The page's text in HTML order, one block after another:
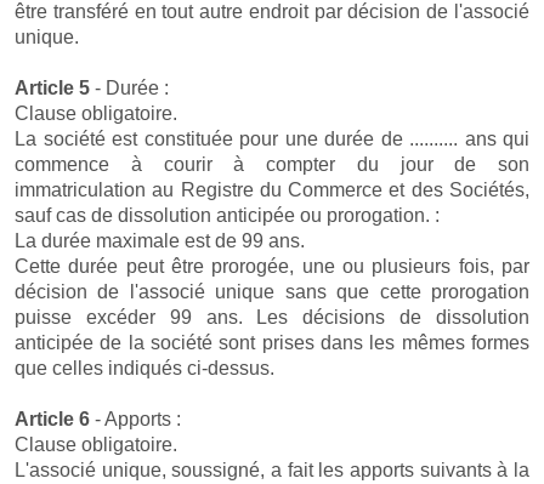
être transféré en tout autre endroit par décision de l'associé
unique.
Article 5 - Durée :
Clause obligatoire.
La société est constituée pour une durée de .......... ans qui
commence à courir à compter du jour de son
immatriculation au Registre du Commerce et des Sociétés,
sauf cas de dissolution anticipée ou prorogation. :
La durée maximale est de 99 ans.
Cette durée peut être prorogée, une ou plusieurs fois, par
décision de l'associé unique sans que cette prorogation
puisse excéder 99 ans. Les décisions de dissolution
anticipée de la société sont prises dans les mêmes formes
que celles indiqués ci-dessus.
Article 6 - Apports :
Clause obligatoire.
L'associé unique, soussigné, a fait les apports suivants à la